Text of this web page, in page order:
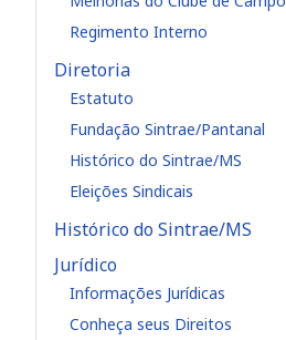
Regimento Interno
Diretoria
Estatuto
Fundação Sintrae/Pantanal
Histórico do Sintrae/MS
Eleições Sindicais
Histórico do Sintrae/MS
Jurídico
Informações Jurídicas
Conheça seus Direitos